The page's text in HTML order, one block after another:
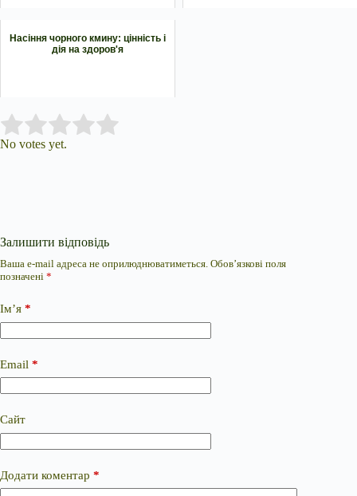
Насіння чорного кмину: цінність і
дія на здоров'я
Rate this item:
No votes yet.
Залишити відповідь
Ваша e-mail адреса не оприлюднюватиметься. Обов’язкові поля
позначені *
Ім’я *
Email *
Сайт
Додати коментар *